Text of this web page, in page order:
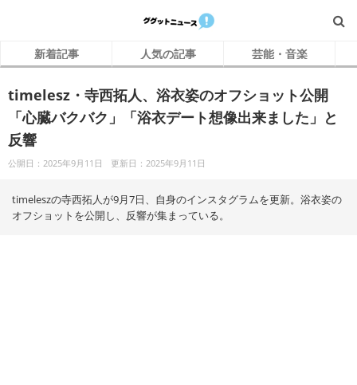
新着記事 人気の記事 芸能・音楽
timelesz・寺西拓人、浴衣姿のオフショット公開
「心臓バクバク」「浴衣デート想像出来ました」と
反響
公開日：2025年9月11日 更新日：2025年9月11日
timeleszの寺西拓人が9月7日、自身のインスタグラムを更新。浴衣姿の
オフショットを公開し、反響が集まっている。